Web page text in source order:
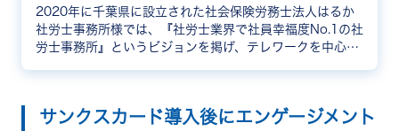
2020年に千葉県に設立された社会保険労務士法人はるか
社労士事務所様では、『社労士業界で社員幸福度No.1の社
労士事務所』というビジョンを掲げ、テレワークを中心と
効果についてお話を伺いました。
サンクスカード導入後にエンゲージメント